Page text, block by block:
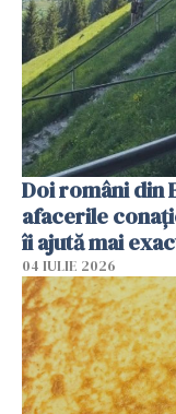
Doi români din
afacerile
îi ajută mai
04 IULIE 2026